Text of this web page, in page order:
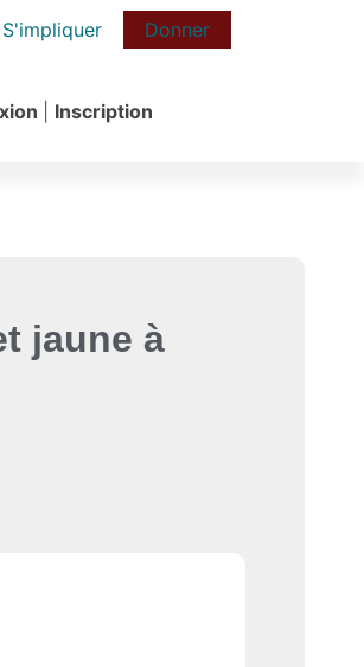
S'impliquer Donner
Inscription
jaune à